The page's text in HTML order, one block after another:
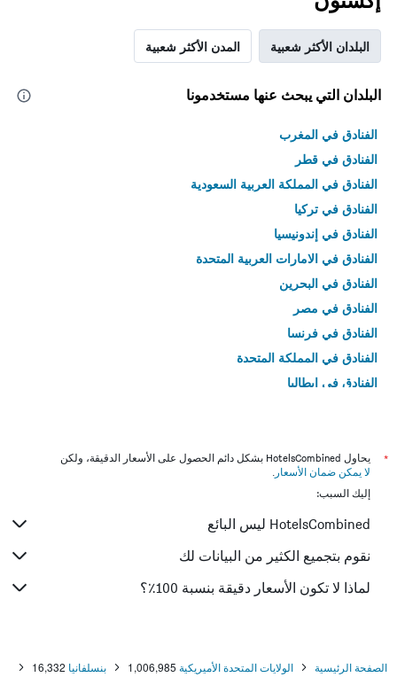
البلدان الأكثر شعبية المدن الأكثر شعبية
البلدان التي يبحث عنها مستخدمونا
الفنادق في المغرب
الفنادق في قطر
الفنادق في المملكة العربية السعودية
الفنادق في تركيا
الفنادق في إندونيسيا
الفنادق في الامارات العربية المتحدة
الفنادق في البحرين
الفنادق في مصر
الفنادق في فرنسا
الفنادق في المملكة المتحدة
الفنادق في إيطاليا
*
يحاول HotelsCombined بشكل دائم الحصول على الأسعار الدقيقة، ولكن
لا يمكن ضمان الأسعار .
إليك السبب:
HotelsCombined ليس البائع
نقوم بتجميع الكثير من البيانات لك
لماذا لا تكون الأسعار دقيقة بنسبة 100٪؟
الصفحة الرئيسية الولايات المتحدة الأميريكية 1,006,985 بنسلفانيا 16,332